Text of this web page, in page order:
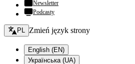
Newsletter
Podcasty
Zmień język - bieżący:
PL Zmień język strony
English (EN)
Українська (UA)